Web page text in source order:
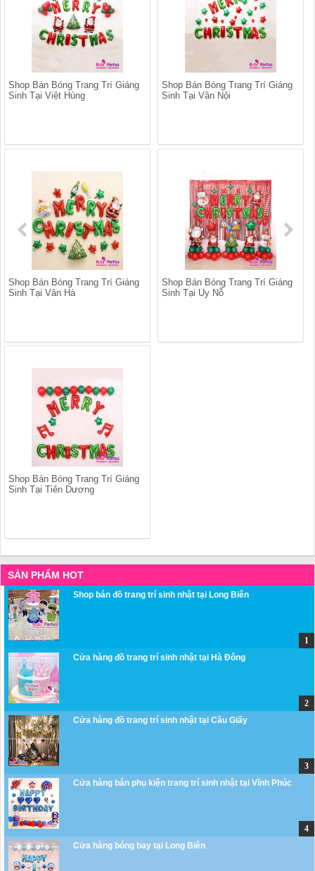
Shop Bán Bóng Trang Trí Giáng
Sinh Tại Việt Hùng
Shop Bán Bóng Trang Trí Giáng
Sinh Tại Vân Nội
Shop Bán Bóng Trang Trí Giáng
Sinh Tại Vân Hà
Shop Bán Bóng Trang Trí Giáng
Sinh Tại Uy Nỗ
Shop Bán Bóng Trang Trí Giáng
Sinh Tại Tiên Dương
SẢN PHẨM HOT
Shop bán đồ trang trí sinh nhật tại Long Biên
Cửa hàng đồ trang trí sinh nhật tại Hà Đông
Cửa hàng đồ trang trí sinh nhật tại Cầu Giấy
Cửa hàng bán phụ kiện trang trí sinh nhật tại Vĩnh Phúc
Cửa hàng bóng bay tại Long Biên